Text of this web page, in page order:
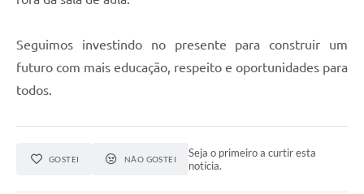
Seguimos investindo no presente para construir um
futuro com mais educação, respeito e oportunidades para
todos.
GOSTEI NÃO GOSTEI
Seja o primeiro a curtir esta
notícia.